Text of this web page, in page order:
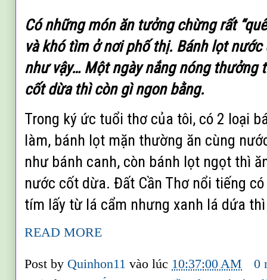
Có những món ăn tưởng chừng rất
và khó tìm ở nơi phố thị. Bánh lọt
như vậy… Một ngày nắng nóng thưởng
cốt dừa thì còn gì ngon bằng.
Trong ký ức tuổi thơ của tôi, có 2 loại
làm, bánh lọt mặn thường ăn cùng
như bánh canh, còn bánh lọt ngọt thì
nước cốt dừa. Đất Cần Thơ nổi tiếng
tím lấy từ lá cẩm nhưng xanh lá dứa
READ MORE
Post by Quinhon11vào lúc 10:37:00 AM
0